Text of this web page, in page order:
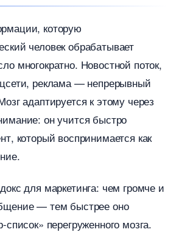
которую
человек обрабатывает
многократно. Новостной поток,
реклама — непрерывный
адаптируется к этому через
он учится быстро
который воспринимается как
для маркетинга: чем громче и
— тем быстрее оно
список» перегруженного мозга.